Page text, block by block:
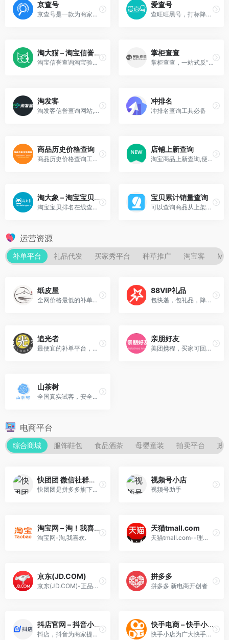
京查号
京查号是一款为商家提供买家信誉查询的工具型产品，有效排查降权黑号、评价折叠号、差评号、抽检号、恶意退款号、故意找茬号等劣质账号，净化产业生态，避免降权损失。
爱查号
查旺旺黑号，打标降权数据一目了然，让客户防骗不睬坑
淘大猫 – 淘宝信誉查询
淘宝信誉查询淘宝验号工具箱,查小号淘宝极速验号,淘宝账号查询等各种淘宝周平均点数查询,淘口令二维码魔搜查询小号权重等等上,淘大猫都有它的个性，一款百万卖家工具!
掌柜查查
掌柜查查，一站式反“恶”专家，拥有百万级电商恶人数据库，通过浏览器插件对店铺订单进行自动甄别和过滤，排除恶意买家。支持天猫，淘宝，京东，拼多多等众多电商平台，免费试用。
淘发客
淘发客信誉查询网站,免费提供淘宝买家信誉查询、淘宝卖家信誉查询、淘宝信用等级查询等各项淘宝信誉查询服务，是淘宝防降权、淘宝小号查询必备工具箱。
冲排名
冲排名查询工具必备
商品历史价格查询
商品历史价格查询工具让您轻松掌握商品的历史价格趋势，辨别商品真假促销，支持淘宝历史价格查询、天猫历史价格查询、京东历史价格查询等，是一款不可多得的购物神器。
店铺上新查询
淘宝商品上新查询,便于分析同行上新情况。
淘大象 – 淘宝宝贝排名在线查询
淘宝宝贝排名在线查询,宝贝排名查询,快速查询宝贝排名,淘宝无线端宝贝排名查询,淘宝卖家的必备工具箱
宝贝累计销量查询
可以查询商品从上架到目前一共销售出去多少件商品
运营资源
补单平台 礼品代发 买家秀平台 种草推广 淘宝客
纸皮屋
全网价格最低的补单平台，透视深度验号技术独步业内，所有买号数据皆可查看，周、月下单数，性别、年龄（免费透视查号），一人一号，永不复购，补单功能强大，平台操作简单 【25年1月11日收录，自行诊断】
88VIP礼品
包快递，包礼品，降权包赔！ 买家控制：只提供礼品不提供佣金给买家！杜绝职业S手存在，减少买家关联性与重复性！ 买家引流：公司创建了强大的买家引流部门，买家均是从公司店铺好评返现老客户资源，权重高！【25年3月28日收录，自行诊断】
追光者
最便宜的补单平台，引流老客户资源，一机一号一IP，根据GPS和IP判断买家，并根据平台算法控制关联，商返，平台返，代付三模式一体平台，全网独家首创！！！为您的资金，店铺保驾护航！平台实时验号，多链接（一拖几）不加费用！【25年3月18日收录，自行诊断】
亲朋好友
美团携程，买家可回传核销码，千单秒接，抖店。 单单出评，出体验分，淘系清洗低于5%，出体验 分，为未来铺路的台子!我们希望能打造一个比。 较靠谱的平台，完美解决清洗，以及不计入真实 订单问题!支持商家代付 平台降权清洗赔付，赔付标准:1，资源不可混 用，清洗订单中超过两单别的地方的订单不赔付 【26年7月30日收录，自行诊断】
山茶树
全国真实试客，安全花呗主号，做单实时监控，评价内容可定制，放单可自行定制，一机一号一IP，专业安全不降权 【25 年 1 月 11 日收录，自行诊断】
电商平台
综合商城 服饰鞋包 食品酒茶 母婴童装 拍卖平台 政
快团团 微信社群团购小程序
快团团是拼多多旗下微信社群团购小程序，助力微信生态内商家经营私域流量，致力于提供“找货-找人-把货/服务卖给人”的全链路解决方法，为商家的用户们提供优质社群购物体验。
视频号小店
视频号助手
淘宝网 – 淘！我喜欢
淘宝网-淘,我喜欢.
天猫tmall.com
天猫tmall.com--理想生活上天猫
京东(JD.COM)
京东(JD.COM)-正品低价、品质保障、配送及时、轻松购物！
拼多多
拼多多 新电商开创者
抖店官网 – 抖音小店商家后台
抖店，抖音为商家提供电商服务的平台。
快手电商 – 快手小店
快手小店为广大快手电商主播与用户提供了电商交易工具